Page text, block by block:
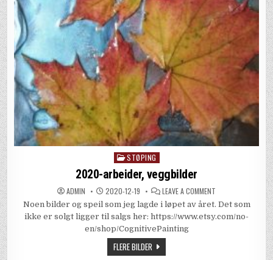
Posted
in
STØPING
2020-arbeider, veggbilder
ADMIN 2020-12-19 LEAVE A COMMENT
ARBEIDER,
VEGGBILDER
Noen bilder og speil som jeg lagde i løpet av året. Det som
ikke er solgt ligger til salgs her: https://www.etsy.com/no-
en/shop/CognitivePainting
FLERE BILDER